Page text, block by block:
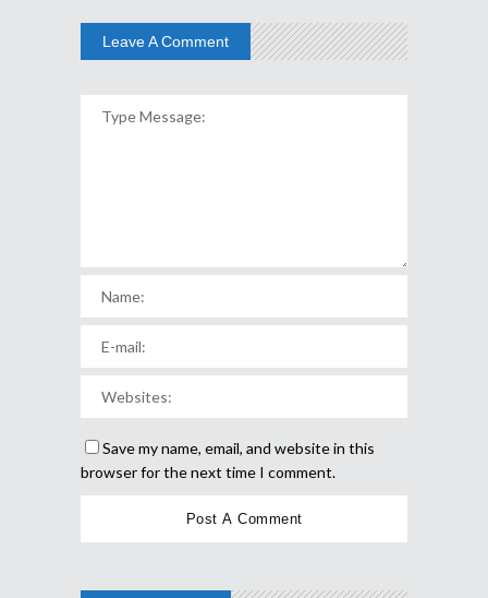
Leave A Comment
Save my name, email, and website in this
browser for the next time I comment.